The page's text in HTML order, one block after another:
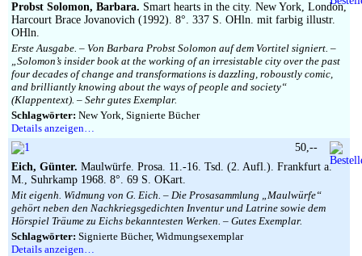
Probst Solomon, Barbara. Smart hearts in the city. New York, London,
Harcourt Brace Jovanovich (1992). 8°. 337 S. OHln. mit farbig illustr.
OHln.
Erste Ausgabe. – Von Barbara Probst Solomon auf dem Vortitel signiert. –
„Solomon’s insider book at the working of an irresistable city over the past
four decades of change and transformations is dazzling, roboustly comic,
and brilliantly knowing about the ways of people and society“
(Klappentext). – Sehr gutes Exemplar.
Schlagwörter: New York, Signierte Bücher
Details anzeigen…
Eich, Günter. Maulwürfe. Prosa. 11.-16. Tsd. (2. Aufl.). Frankfurt a.
M., Suhrkamp 1968. 8°. 69 S. OKart.
Mit eigenh. Widmung von G. Eich. – Die Prosasammlung „Maulwürfe“
gehört neben den Nachkriegsgedichten Inventur und Latrine sowie dem
Hörspiel Träume zu Eichs bekanntesten Werken. – Gutes Exemplar.
Schlagwörter: Signierte Bücher, Widmungsexemplar
Details anzeigen…
50,--